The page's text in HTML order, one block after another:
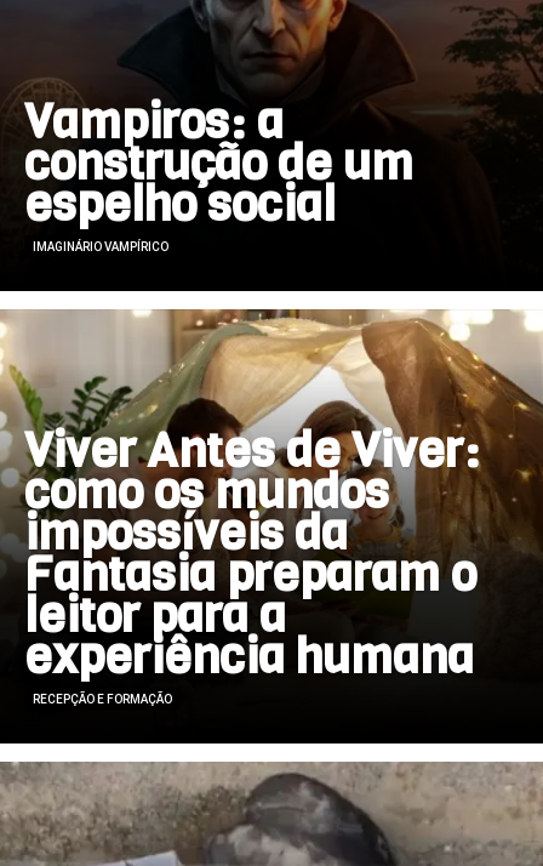
Vampiros: a
construção de um
espelho social
IMAGINÁRIO VAMPÍRICO
Viver Antes de Viver:
como os mundos
impossíveis da
Fantasia preparam o
leitor para a
experiência humana
RECEPÇÃO E FORMAÇÃO